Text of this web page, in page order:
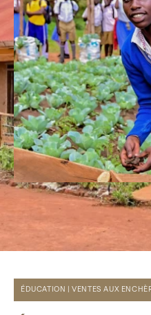
ÉDUCATION | VENTES AUX